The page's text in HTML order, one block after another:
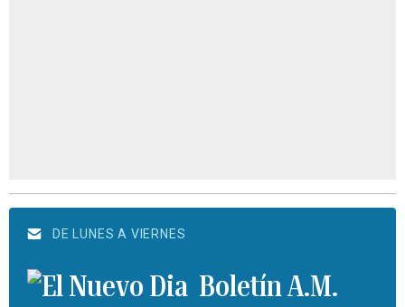
DE LUNES A VIERNES
Boletín A.M.